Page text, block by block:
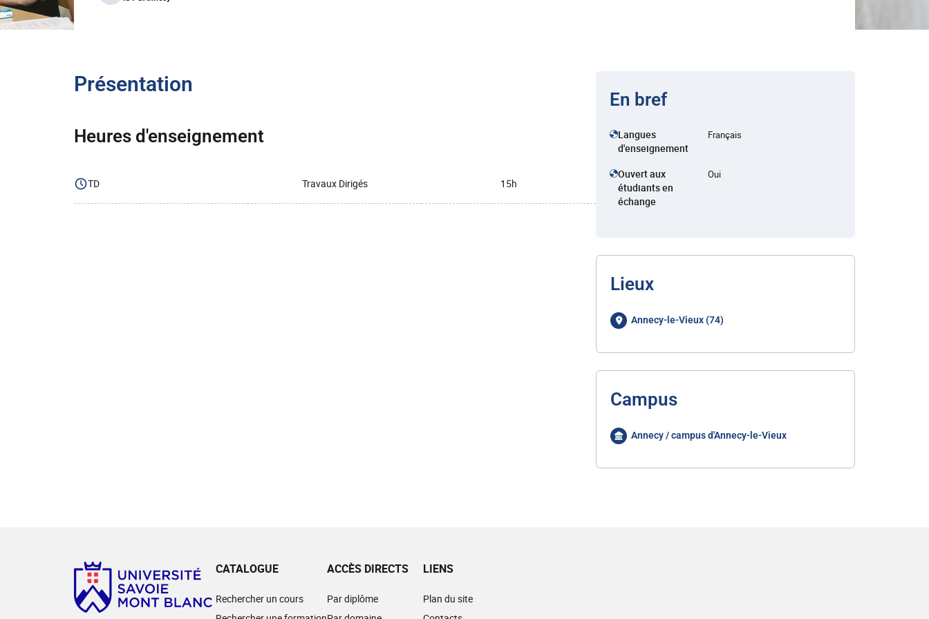
Présentation
Heures d'enseignement
TD Travaux Dirigés 15h
En bref
Langues
d'enseignement
Français
Ouvert aux
étudiants en
échange
Oui
Lieux
Annecy-le-Vieux (74)
Campus
Annecy / campus d'Annecy-le-Vieux
CATALOGUE
Rechercher un cours
ACCÈS DIRECTS
Par diplôme
LIENS
Plan du site